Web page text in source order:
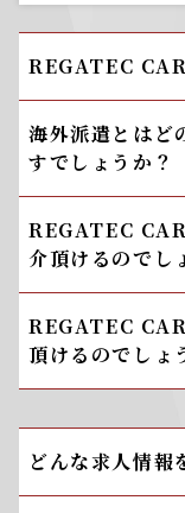
REGATEC
海外派遣とはど
すでしょうか？
REGATEC
介頂けるのでし
REGATEC
頂けるのでしょ
どんな求人情報